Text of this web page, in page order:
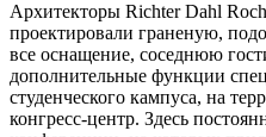
Архитекторы Richter Dahl
проектировали граненую,
все оснащение, соседнюю
дополнительные функции
студенческого кампуса, на
конгресс-центр. Здесь